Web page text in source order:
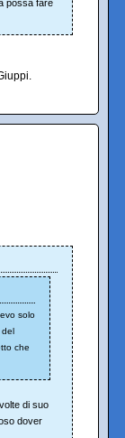
possa fare
solo
del
che
di suo
dover